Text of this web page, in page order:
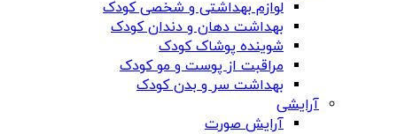
لوازم بهداشتی و شخصی کودک
بهداشت دهان و دندان کودک
شوینده پوشاک کودک
مراقبت از پوست و مو کودک
بهداشت سر و بدن کودک
آرایشی
آرایش صورت